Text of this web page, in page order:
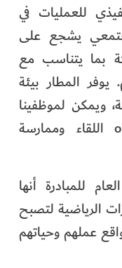
للعمليات في
يشجع على
بما يتناسب مع
يوفر المطار بيئة
ويمكن لموظفينا
وأفراد مجتمع المطار oneDXB اللقاء وممارسة
للمبادرة أنها
الرياضية لتصبح
عملهم وحياتهم